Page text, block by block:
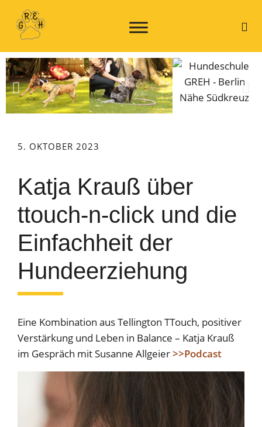
5. OKTOBER 2023
Katja Krauß über
ttouch-n-click und die
Einfachheit der
Hundeerziehung
Eine Kombination aus Tellington TTouch, positiver
Verstärkung und Leben in Balance – Katja Krauß
im Gespräch mit Susanne Allgeier>>Podcast